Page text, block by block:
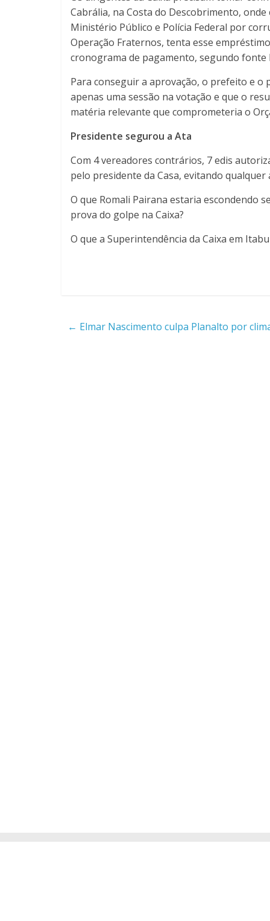
Cabrália, na Costa do Descobrimento,
Ministério Público e Polícia Federal por
Operação Fraternos, tenta esse
cronograma de pagamento, segundo fonte
Para conseguir a aprovação, o prefeito e
apenas uma sessão na votação e que o
matéria relevante que comprometeria o
Presidente segurou a Ata
Com 4 vereadores contrários, 7 edis
pelo presidente da Casa, evitando
O que Romali Pairana estaria escondendo
prova do golpe na Caixa?
O que a Superintendência da Caixa em
← Elmar Nascimento culpa Planalto por